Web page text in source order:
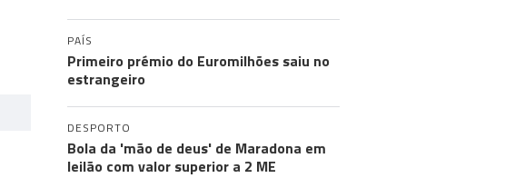
PAÍS
Primeiro prémio do Euromilhões saiu no
estrangeiro
DESPORTO
Bola da 'mão de deus' de Maradona em
leilão com valor superior a 2 ME